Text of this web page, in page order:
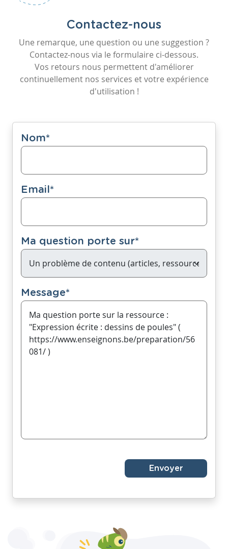
Contactez-nous
Une remarque, une question ou une suggestion ?
Contactez-nous via le formulaire ci-dessous.
Vos retours nous permettent d'améliorer
continuellement nos services et votre expérience
d'utilisation !
Nom*
Email*
Ma question porte sur*
Message*
Envoyer